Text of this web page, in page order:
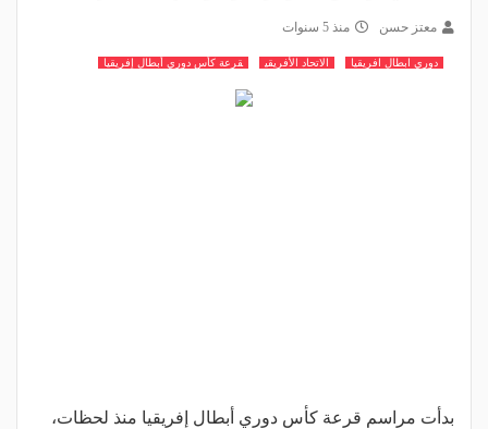
معتز حسن منذ 5 سنوات
دوري ابطال افريقيا الاتحاد الأفريقي قرعة كأس دوري أبطال إفريقيا
بدأت مراسم قرعة كأس دوري أبطال إفريقيا منذ لحظات،